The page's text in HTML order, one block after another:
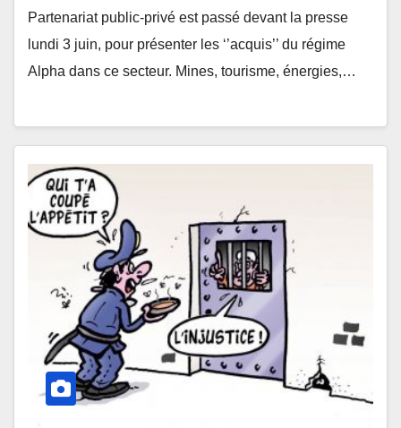
Partenariat public-privé est passé devant la presse
lundi 3 juin, pour présenter les ‘’acquis’’ du régime
Alpha dans ce secteur. Mines, tourisme, énergies,…